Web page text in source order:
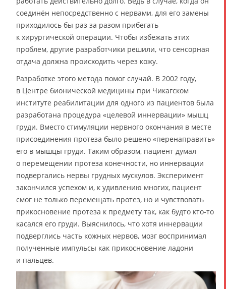
соединён непосредственно с нервами, для его замены
приходилось бы раз за разом прибегать
к хирургической операции. Чтобы избежать этих
проблем, другие разработчики решили, что сенсорная
отдача должна происходить через кожу.
Разработке этого метода помог случай. В 2002 году,
в Центре бионической медицины при Чикагском
институте реабилитации для одного из пациентов была
разработана процедура «целевой иннервации» мышц
груди. Вместо стимуляции нервного окончания в месте
присоединения протеза было решено «перенаправить»
его в мышцы груди. Таким образом, пациент думал
о перемещении протеза конечности, но иннервации
подвергались нервы грудных мускулов. Эксперимент
закончился успехом и, к удивлению многих, пациент
смог не только перемещать протез, но и чувствовать
прикосновение протеза к предмету так, как будто кто-то
касался его груди. Выяснилось, что хотя иннервации
подверглись часть кожных нервов, мозг воспринимал
полученные импульсы как прикосновение ладони
и пальцев.